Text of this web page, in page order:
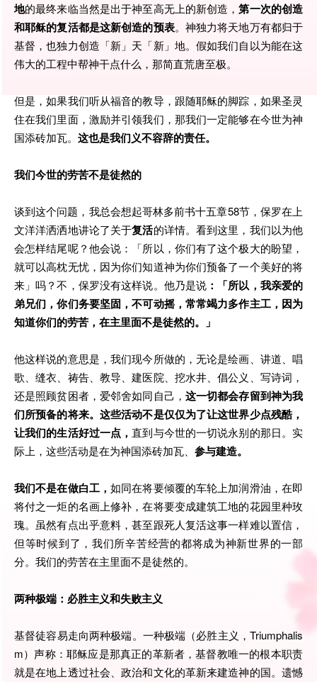
地的最终来临当然是出于神至高无上的新创造，第一次的创造
和耶稣的复活都是这新创造的预表。神独力将天地万有都归于
基督，也独力创造「新」天「新」地。假如我们自以为能在这
伟大的工程中帮神干点什么，那简直荒唐至极。
但是，如果我们听从福音的教导，跟随耶稣的脚踪，如果圣灵
住在我们里面，激励并引领我们，那我们一定能够在今世为神
国添砖加瓦。 这也是我们义不容辞的责任。
我们今世的劳苦不是徒然的
谈到这个问题，我总会想起哥林多前书十五章58节，保罗在上
文洋洋洒洒地讲论了关于复活的详情。看到这里，我们以为他
会怎样结尾呢？他会说：「所以，你们有了这个极大的盼望，
就可以高枕无忧，因为你们知道神为你们预备了一个美好的将
来」吗？不，保罗没有这样说。他乃是说 ：「所以，我亲爱的
弟兄们，你们务要坚固，不可动摇，常常竭力多作主工，因为
知道你们的劳苦，在主里面不是徒然的。」
他这样说的意思是，我们现今所做的，无论是绘画、讲道、唱
歌、缝衣、祷告、教导、建医院、挖水井、倡公义、写诗词，
还是照顾贫困者，爱邻舍如同自己， 这一切都会存留到神为我
们所预备的将来。这些活动不是仅仅为了让这世界少点残酷，
让我们的生活好过一点，直到与今世的一切说永别的那日。实
际上，这些活动是在为神国添砖加瓦、 参与建造。
我们不是在做白工，如同在将要倾覆的车轮上加润滑油，在即
将付之一炬的名画上修补，在将要变成建筑工地的花园里种玫
瑰。虽然有点出乎意料，甚至跟死人复活这事一样难以置信，
但等时候到了，我们所辛苦经营的都将成为神新世界的一部
分。我们的劳苦在主里面不是徒然的。
两种极端：必胜主义和失败主义
基督徒容易走向两种极端。一种极端（必胜主义，Triumphalis
m）声称：耶稣应是那真正的革新者，基督教唯一的根本职责
就是在地上透过社会、政治和文化的革新来建造神的国。遗憾